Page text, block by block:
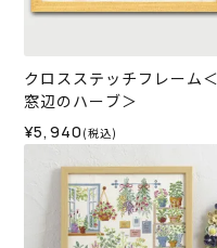
クロスステッチフレーム＜
窓辺のハーブ＞
¥5,940 (税込)